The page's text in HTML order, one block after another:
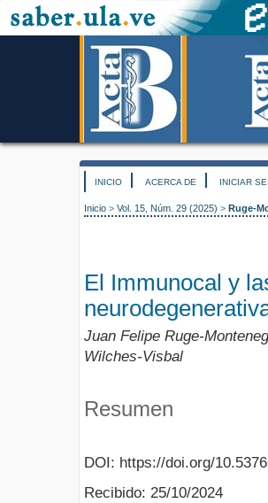
INICIO ACERCA DE INICIAR
Inicio > Vol. 15, Núm. 29 (2025) > Ruge-
El Immunocal y
Juan Felipe Ruge-
Wilches-Visbal
Resumen
DOI: https://doi.org/
Recibido: 25/10/2024